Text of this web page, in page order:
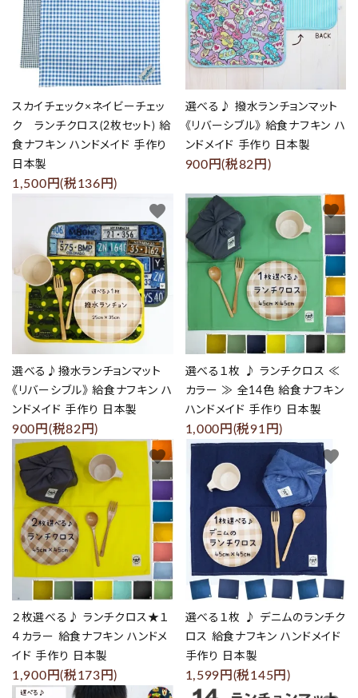
Instagram
スカイチェック×ネイビーチェッ
ク ランチクロス(2枚セット) 給
食ナフキン ハンドメイド 手作り
日本製
1,500円(税136円)
選べる♪ 撥水ランチョンマット
《リバーシブル》 給食ナフキン ハ
ンドメイド 手作り 日本製
900円(税82円)
選べる♪撥水ランチョンマット
《リバーシブル》 給食ナフキン ハ
ンドメイド 手作り 日本製
900円(税82円)
favorite
選べる１枚 ♪ ランチクロス ≪
カラー ≫ 全14色 給食ナフキン
ハンドメイド 手作り 日本製
1,000円(税91円)
favorite
２枚選べる♪ ランチクロス★１
４カラー 給食ナフキン ハンドメ
イド 手作り 日本製
1,900円(税173円)
favorite
選べる１枚 ♪ デニムのランチク
ロス 給食ナフキン ハンドメイド
手作り 日本製
1,599円(税145円)
favorite